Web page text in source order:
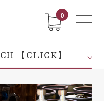
0
【CLICK】